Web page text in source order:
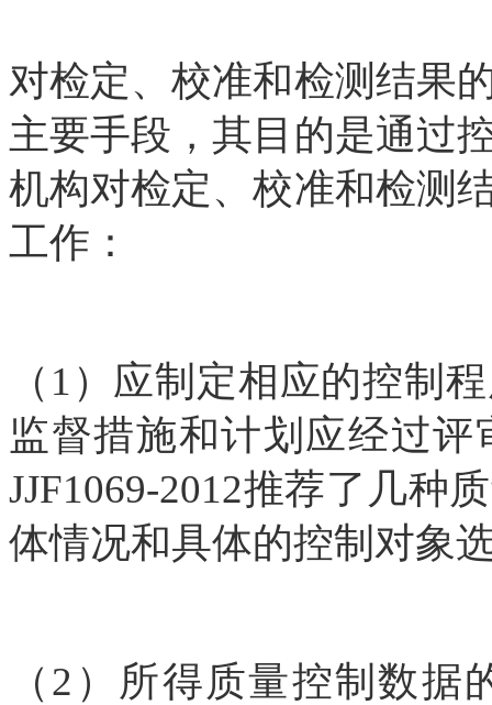
对检定、校准和检测结果
主要手段，其目的是通过
机构对检定、校准和检测
工作：
（1）应制定相应的控制
监督措施和计划应经过
JJF1069-2012推荐了几种
体情况和具体的控制对象
（2）所得质量控制数